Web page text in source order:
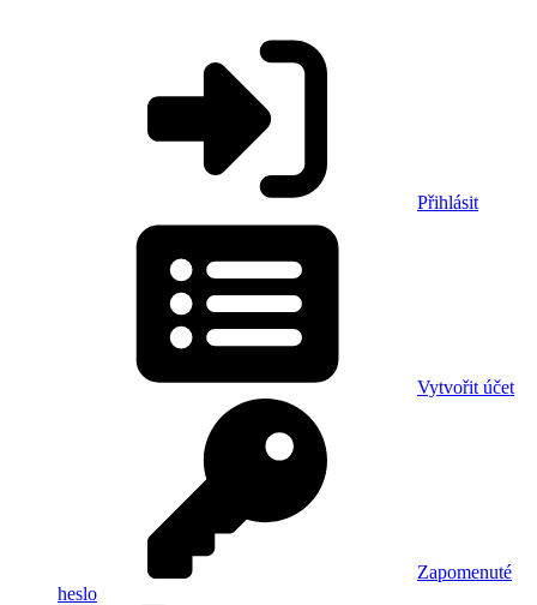
Přihlásit
Vytvořit účet
Zapomenuté
heslo